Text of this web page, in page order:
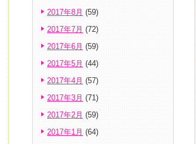
2017年8月 (59)
2017年7月 (72)
2017年6月 (59)
2017年5月 (44)
2017年4月 (57)
2017年3月 (71)
2017年2月 (59)
2017年1月 (64)